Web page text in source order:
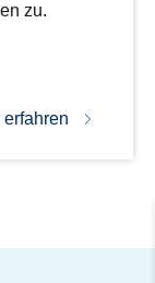
zu.
erfahren